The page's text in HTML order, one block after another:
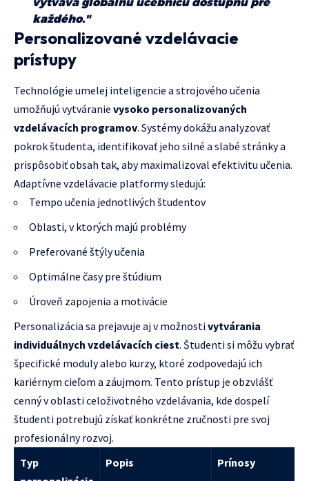
každého."
Personalizované vzdelávacie
prístupy
Technológie umelej inteligencie a strojového učenia
umožňujú vytváranie vysoko personalizovaných
vzdelávacích programov. Systémy dokážu analyzovať
pokrok študenta, identifikovať jeho silné a slabé stránky a
prispôsobiť obsah tak, aby maximalizoval efektivitu učenia.
Adaptívne vzdelávacie platformy sledujú:
Tempo učenia jednotlivých študentov
Oblasti, v ktorých majú problémy
Preferované štýly učenia
Optimálne časy pre štúdium
Úroveň zapojenia a motivácie
Personalizácia sa prejavuje aj v možnostivytvárania
individuálnych vzdelávacích ciest. Študenti si môžu vybrať
špecifické moduly alebo kurzy, ktoré zodpovedajú ich
kariérnym cieľom a záujmom. Tento prístup je obzvlášť
cenný v oblasti celoživotného vzdelávania, kde dospelí
študenti potrebujú získať konkrétne zručnosti pre svoj
profesionálny rozvoj.
Typ
Popis Prínosy